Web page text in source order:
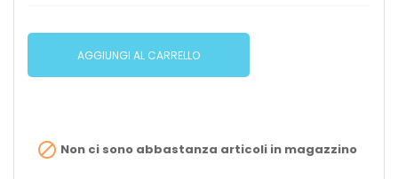
AGGIUNGI AL CARRELLO
 Non ci sono abbastanza articoli in magazzino